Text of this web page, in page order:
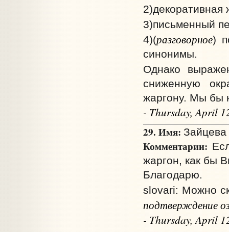
3)письменный
4)(разговорное)
синонимы.
Однако
сниженную
жаргону. Мы бы
- Thursday, April
29. Имя:
Комментарии:
жаргон, как бы
Благодарю.
slovari: Можно
подтверждение
- Thursday, April